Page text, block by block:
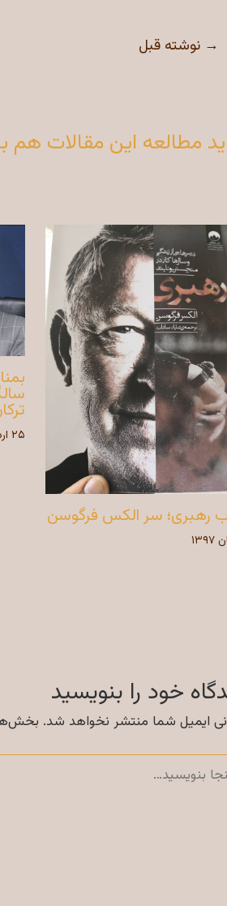
→ نوشته قبل
مطالعه این مقالات هم
رهبری؛ سر الکس فرگوسن
۲۵ اردیبهشت ۱۴۰۲
خود را بنویسید
ایمیل شما منتشر نخواهد شد.